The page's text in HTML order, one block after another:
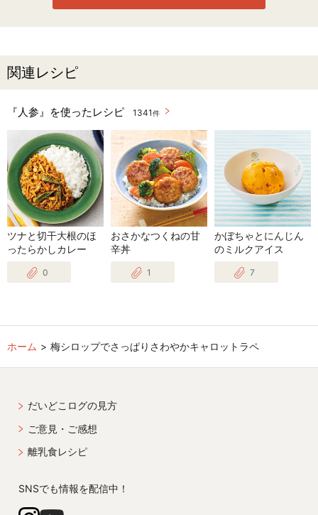
関連レシピ
『人参』を使ったレシピ 1341 件
ツナと切干大根のほ
ったらかしカレー
0
おさかなつくねの甘
辛丼
1
かぼちゃとにんじん
のミルクアイス
7
ホーム 梅シロップでさっぱりさわやかキャロットラペ
だいどこログの見方
ご意見・ご感想
離乳食レシピ
SNSでも情報を配信中！